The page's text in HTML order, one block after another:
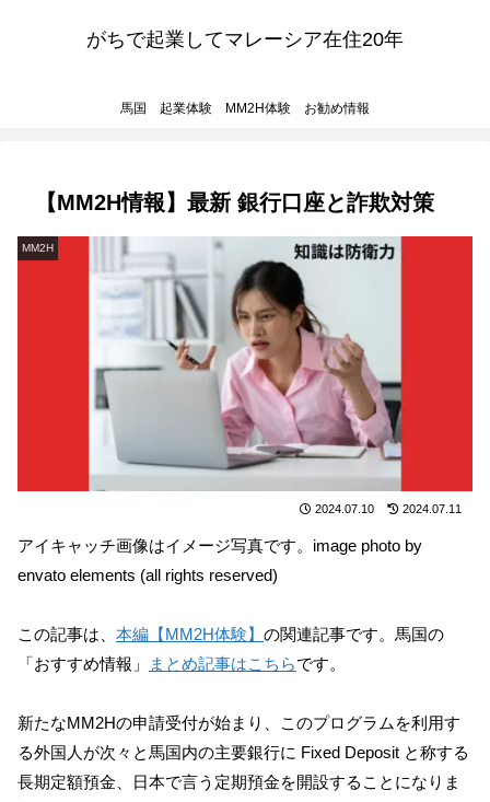
がちで起業してマレーシア在住20年
馬国 起業体験 MM2H体験 お勧め情報
【MM2H情報】最新 銀行口座と詐欺対策
MM2H
2024.07.10 2024.07.11
アイキャッチ画像はイメージ写真です。image photo by
envato elements (all rights reserved)
この記事は、 本編【MM2H体験】 の関連記事です。馬国の
「おすすめ情報」
まとめ記事はこちらです。
新たなMM2Hの申請受付が始まり、このプログラムを利用す
る外国人が次々と馬国内の主要銀行に Fixed Deposit と称する
長期定額預金、日本で言う定期預金を開設することになりま